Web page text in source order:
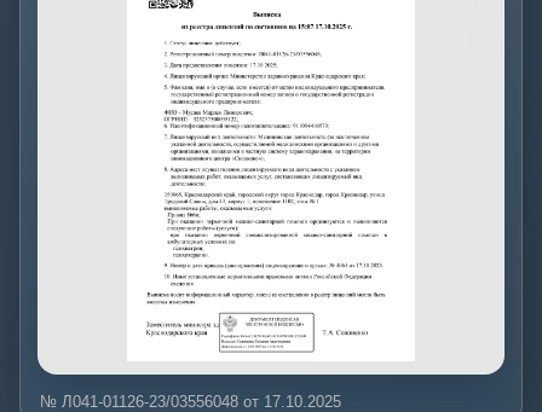
№ Л041-01126-23/03556048 от 17.10.2025